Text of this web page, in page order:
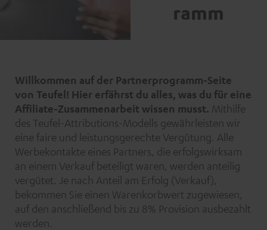
ramm
Willkommen auf der Partnerprogramm-Seite
von Teufel! Hier erfährst du alles, was du für eine
Affiliate-Zusammenarbeit wissen musst. Mithilfe
des Teufel-Attributions-Modells gewährleisten wir
eine faire und leistungsgerechte Vergütung. Alle
Werbekontakte eines Partners, die erfolgswirksam
an einem Verkauf beteiligt waren, werden anteilig
vergütet. Je nach Anteil am Erfolg (Verkauf),
bekommen Sie einen Warenkorbwert zugewiesen,
auf den anschließend bis zu 8% Provision ausbezahlt
werden.